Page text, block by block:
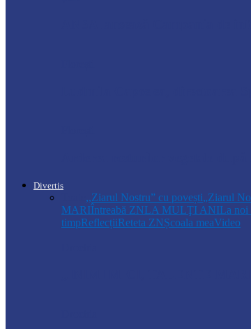
Divertis
,,Ziarul Nostru” cu povești„Ziarul
MARIÎntreabă ZNLA MULŢI ANILa noi
timpReflecțiiReteta ZNȘcoala meaVideo